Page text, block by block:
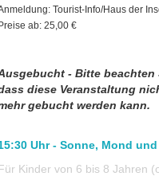
Tourist-Info/Haus der
Preise ab: 25,00 €
- Bitte beachten
diese Veranstaltung
gebucht werden kann.
Uhr - Sonne, Mond
Kinder von 6 bis 8 Jahren